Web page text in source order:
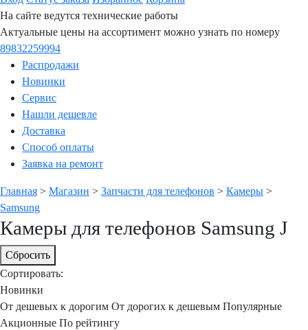
На сайте ведутся технические работы
Актуальные цены на ассортимент можно узнать по номеру
89832259994
Распродажи
Новинки
Сервис
Нашли дешевле
Доставка
Способ оплаты
Заявка на ремонт
Главная > Магазин > Запчасти для телефонов > Камеры >
Samsung
Камеры для телефонов Samsung J
Сбросить
Сортировать:
Новинки
От дешевых к дорогим От дорогих к дешевым Популярные
Акционные По рейтингу